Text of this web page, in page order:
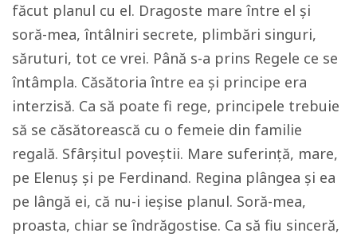
făcut planul cu el. Dragoste mare între el și
soră-mea, întâlniri secrete, plimbări singuri,
săruturi, tot ce vrei. Până s-a prins Regele ce se
întâmpla. Căsătoria între ea și principe era
interzisă. Ca să poate fi rege, principele trebuie
să se căsătorească cu o femeie din familie
regală. Sfârșitul poveștii. Mare suferință, mare,
pe Elenuș și pe Ferdinand. Regina plângea și ea
pe lângă ei, că nu-i ieșise planul. Soră-mea,
proasta, chiar se îndrăgostise. Ca să fiu sinceră,